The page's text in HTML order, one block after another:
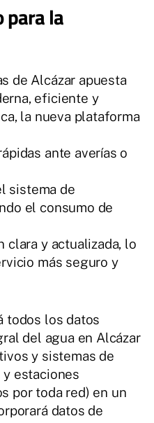
para la
de Alcázar apuesta
eficiente y
la nueva plataforma
ante averías o
sistema de
el consumo de
clara y actualizada, lo
más seguro y
todos los datos
del agua en Alcázar
y sistemas de
estaciones
por toda red) en un
datos de